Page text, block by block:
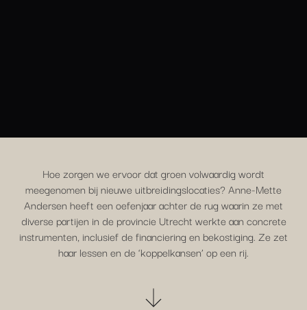
Hoe zorgen we ervoor dat groen volwaardig wordt
meegenomen bij nieuwe uitbreidingslocaties? Anne-Mette
Andersen heeft een oefenjaar achter de rug waarin ze met
diverse partijen in de provincie Utrecht werkte aan concrete
instrumenten, inclusief de financiering en bekostiging. Ze zet
haar lessen en de ‘koppelkansen’ op een rij.